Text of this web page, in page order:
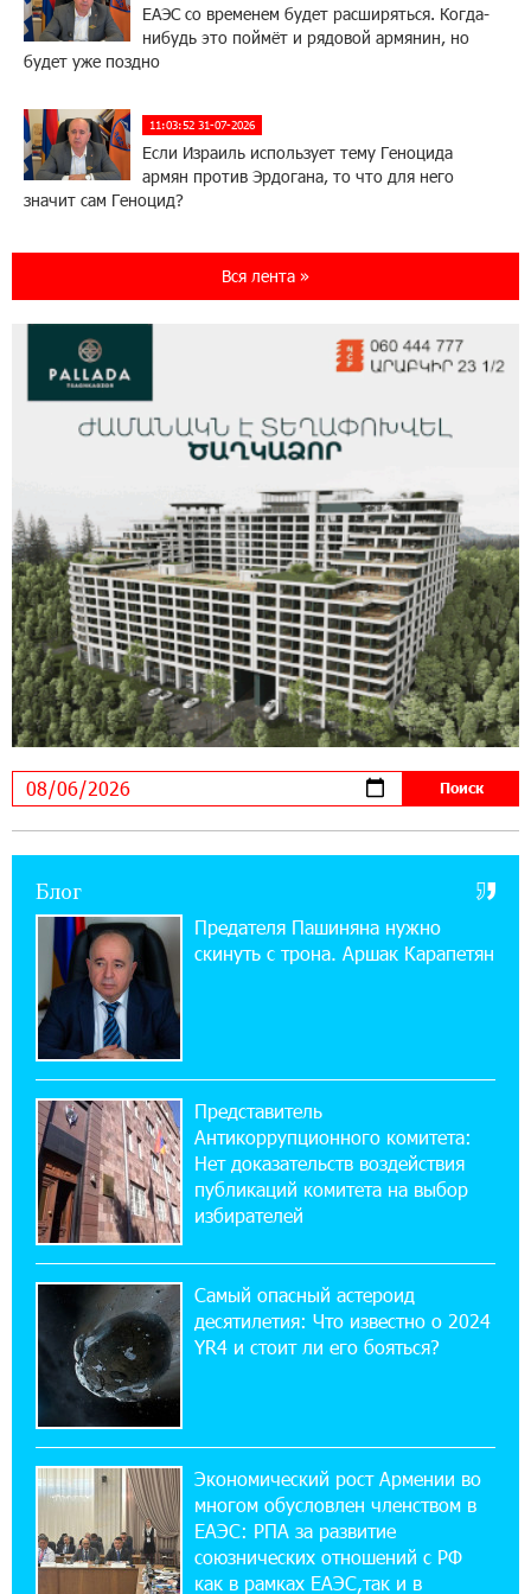
ЕАЭС со временем будет расширяться. Когда-
нибудь это поймёт и рядовой армянин, но
будет уже поздно
11:03:52 31-07-2026
Если Израиль использует тему Геноцида
армян против Эрдогана, то что для него
значит сам Геноцид?
приложении
17:03:49 30-07-2026
Платформа Rate.Trading на Seaside Startup
Summit: IDBank представил инновационное
14:44:13 29-07-2026
Состоялось открытие Khachaturian Rooftop
при поддержке IDBank
18:38:18 28-07-2026
Пашинян ты упустил свой шанс уйти
спокойно. Аршак Карапетян
12:04:53 28-07-2026
Обновленный Центр продаж и обслуживания
Никогда Нагорный Карабах не был в составе
независимого Азербайджана. Аршак
Карапетян
17:52:29 25-07-2026
Бывший премьер-министр Словакии
обратился к президенту страны с просьбой
содействовать освобождению армянских заключенных,
осужденных в Азербайджане
12:17:04 23-07-2026
Против кого вооружается Азербайджан?
Аршак Карапетян
12:04:45 23-07-2026
При поддержке Ucom в спортивной школе
Вайка установлена солнечная
электростанция мощностью 15 кВт
20:50:22 22-07-2026
Новые финансовые навыки на «Давидбекских
играх»: Idram&IDBank
11:25:48 21-07-2026
Вся лента »
Блог
Предателя Пашиняна нужно
скинуть с трона. Аршак Карапетян
Представитель
Антикоррупционного комитета:
Нет доказательств воздействия
публикаций комитета на выбор
избирателей
Самый опасный астероид
десятилетия: Что известно о 2024
YR4 и стоит ли его бояться?
Экономический рост Армении во
многом обусловлен членством в
ЕАЭС: РПА за развитие
союзнических отношений с РФ
как в рамках ЕАЭС,так и в